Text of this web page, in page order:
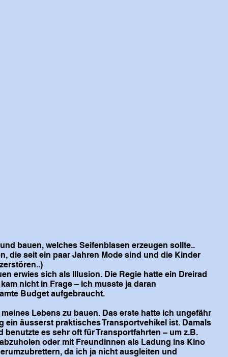
bauen, welches Seifenblasen erzeugen sollte..
die seit ein paar Jahren Mode sind und die Kinder
erwies sich als Illusion. Die Regie hatte ein Dreirad
nicht in Frage – ich musste ja daran
Budget aufgebraucht.
Lebens zu bauen. Das erste hatte ich ungefähr
ein äusserst praktisches Transportvehikel ist. Damals
es sehr oft für Transportfahrten – um z.B.
oder mit Freundinnen als Ladung ins Kino
da ich ja nicht ausgleiten und